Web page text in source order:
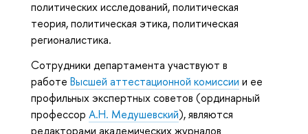
политических исследований, политическая
теория, политическая этика, политическая
регионалистика.
Сотрудники департамента участвуют в
работе Высшей аттестационной комиссии и ее
профильных экспертных советов (ординарный
профессор А.Н. Медушевский), являются
редакторами академических журналов